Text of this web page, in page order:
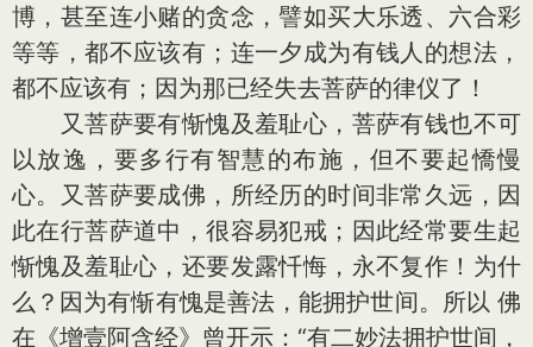
博，甚至连小赌的贪念，譬如买大乐透、六合彩
等等，都不应该有；连一夕成为有钱人的想法，
都不应该有；因为那已经失去菩萨的律仪了！
又菩萨要有惭愧及羞耻心，菩萨有钱也不可
以放逸，要多行有智慧的布施，但不要起憍慢
心。又菩萨要成佛，所经历的时间非常久远，因
此在行菩萨道中，很容易犯戒；因此经常要生起
惭愧及羞耻心，还要发露忏悔，永不复作！为什
么？因为有惭有愧是善法，能拥护世间。所以 佛
在《增壹阿含经》曾开示：“有二妙法拥护世间，